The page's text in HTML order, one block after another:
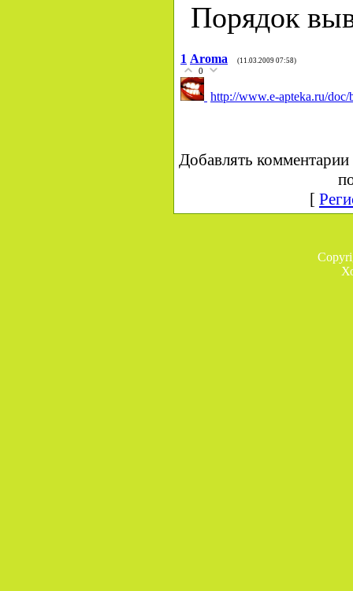
Порядок
1 Aroma (11.03.2009 07:58)
0
http://www.e-apteka.ru/
Добавлять комментарии
[